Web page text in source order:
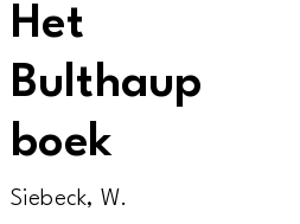
Het
Bulthaup
boek
Siebeck, W.